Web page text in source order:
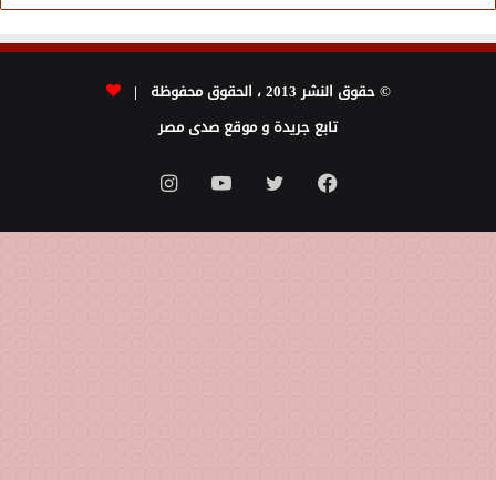
© حقوق النشر 2013 ، الحقوق محفوظة |
تابع جريدة و موقع صدى مصر
فيسبوك تويتر يوتيوبانستقرام